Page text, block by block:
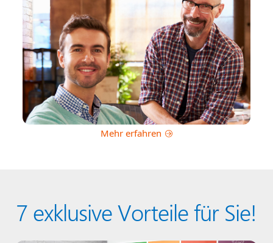
Mehr erfahren
7 exklusive Vorteile für Sie!